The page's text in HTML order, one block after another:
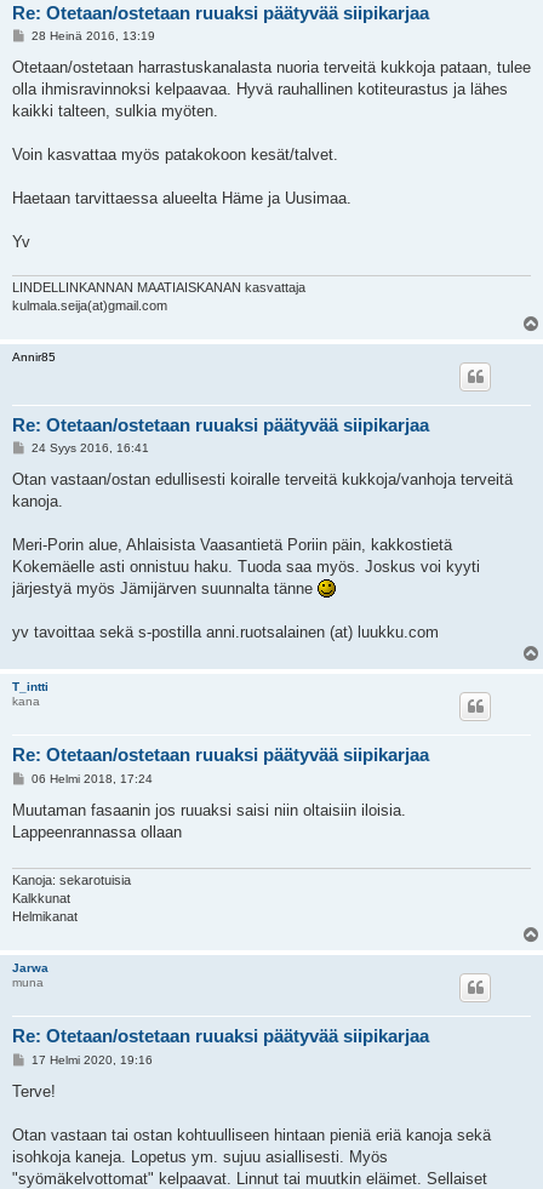
Re: Otetaan/ostetaan ruuaksi päätyvää siipikarjaa
V
e
t
i
28 Heinä 2016, 13:19
Otetaan/ostetaan harrastuskanalasta nuoria terveitä kukkoja pataan, tulee
olla ihmisravinnoksi kelpaavaa. Hyvä rauhallinen kotiteurastus ja lähes
kaikki talteen, sulkia myöten.
Voin kasvattaa myös patakokoon kesät/talvet.
Haetaan tarvittaessa alueelta Häme ja Uusimaa.
Yv
LINDELLINKANNAN MAATIAISKANAN kasvattaja
kulmala.seija(at)gmail.com
Annir85
Re: Otetaan/ostetaan ruuaksi päätyvää siipikarjaa
V
e
t
24 Syys 2016, 16:41
Otan vastaan/ostan edullisesti koiralle terveitä kukkoja/vanhoja terveitä
kanoja.
Meri-Porin alue, Ahlaisista Vaasantietä Poriin päin, kakkostietä
Kokemäelle asti onnistuu haku. Tuoda saa myös. Joskus voi kyyti
järjestyä myös Jämijärven suunnalta tänne
yv tavoittaa sekä s-postilla anni.ruotsalainen (at) luukku.com
T_intti
kana
Re: Otetaan/ostetaan ruuaksi päätyvää siipikarjaa
V
e
t
06 Helmi 2018, 17:24
Muutaman fasaanin jos ruuaksi saisi niin oltaisiin iloisia.
Lappeenrannassa ollaan
Kanoja: sekarotuisia
Kalkkunat
Helmikanat
Jarwa
muna
Re: Otetaan/ostetaan ruuaksi päätyvää siipikarjaa
V
e
i
17 Helmi 2020, 19:16
Terve!
Otan vastaan tai ostan kohtuulliseen hintaan pieniä eriä kanoja sekä
isohkoja kaneja. Lopetus ym. sujuu asiallisesti. Myös
"syömäkelvottomat" kelpaavat. Linnut tai muutkin eläimet. Sellaiset